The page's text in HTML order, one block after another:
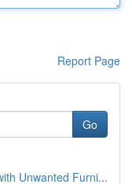
Report Page
Go
Unwanted Furni...